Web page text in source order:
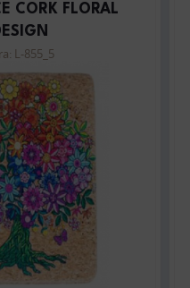
CORK FLORAL
L-855_5